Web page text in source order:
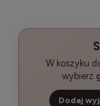
W koszyku
wybierz
Dodaj